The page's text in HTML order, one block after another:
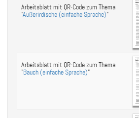
Arbeitsblatt mit QR-Code zum Thema
"Außerirdische (einfache Sprache)"
Arbeitsblatt mit QR-Code zum Thema
"Bauch (einfache Sprache)"